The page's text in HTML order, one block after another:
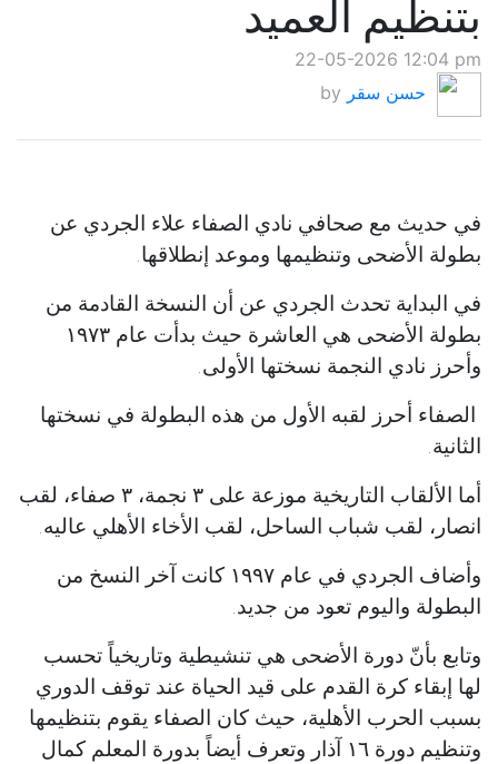
بتنظيم العميد
22-05-2026 12:04 pm
by حسن سقر
في حديث مع صحافي نادي الصفاء علاء الجردي عن
بطولة الأضحى وتنظيمها وموعد إنطلاقها.
في البداية تحدث الجردي عن أن النسخة القادمة من
بطولة الأضحى هي العاشرة حيث بدأت عام ١٩٧٣
وأحرز نادي النجمة نسختها الأولى.
الصفاء أحرز لقبه الأول من هذه البطولة في نسختها
الثانية.
أما الألقاب التاريخية موزعة على ٣ نجمة، ٣ صفاء، لقب
انصار، لقب شباب الساحل، لقب الأخاء الأهلي عاليه.
وأضاف الجردي في عام ١٩٩٧ كانت آخر النسخ من
البطولة واليوم تعود من جديد.
وتابع بأنّ دورة الأضحى هي تنشيطية وتاريخياً تحسب
لها إبقاء كرة القدم على قيد الحياة عند توقف الدوري
بسبب الحرب الأهلية، حيث كان الصفاء يقوم بتنظيمها
وتنظيم دورة ١٦ آذار وتعرف أيضاً بدورة المعلم كمال